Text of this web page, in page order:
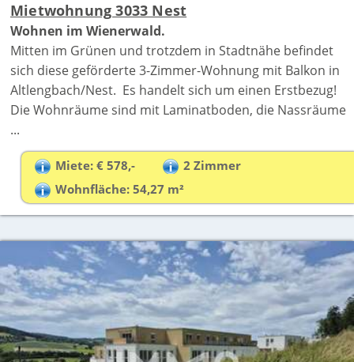
Mietwohnung 3033 Nest
Wohnen im Wienerwald.
Mitten im Grünen und trotzdem in Stadtnähe befindet
sich diese geförderte 3-Zimmer-Wohnung mit Balkon in
Altlengbach/Nest. Es handelt sich um einen Erstbezug!
Die Wohnräume sind mit Laminatboden, die Nassräume
...
Miete: € 578,-
2 Zimmer
Wohnfläche: 54,27 m²